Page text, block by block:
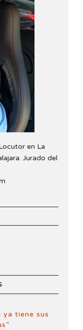
en La
Jurado del
ya tiene sus